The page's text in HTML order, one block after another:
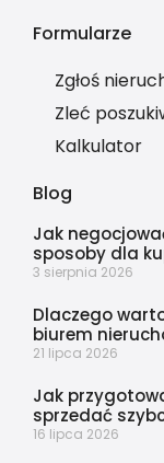
Formularze
Zgłoś
Zleć
Kalkulator
Blog
Jak
sposoby dla
3 sierpnia 2026
Dlaczego
biurem
21 lipca 2026
Jak
sprzedać
16 lipca 2026